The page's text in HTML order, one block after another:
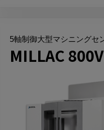
5軸制御大型マシニングセ
MILLAC